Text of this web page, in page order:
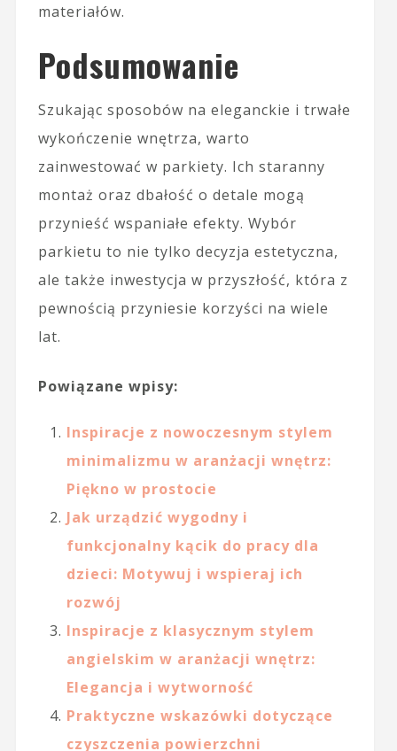
materiałów.
Podsumowanie
Szukając sposobów na eleganckie i trwałe
wykończenie wnętrza, warto
zainwestować w parkiety. Ich staranny
montaż oraz dbałość o detale mogą
przynieść wspaniałe efekty. Wybór
parkietu to nie tylko decyzja estetyczna,
ale także inwestycja w przyszłość, która z
pewnością przyniesie korzyści na wiele
lat.
Powiązane wpisy:
Inspiracje z nowoczesnym stylem
minimalizmu w aranżacji wnętrz:
Piękno w prostocie
Jak urządzić wygodny i
funkcjonalny kącik do pracy dla
dzieci: Motywuj i wspieraj ich
rozwój
Inspiracje z klasycznym stylem
angielskim w aranżacji wnętrz:
Elegancja i wytworność
Praktyczne wskazówki dotyczące
czyszczenia powierzchni